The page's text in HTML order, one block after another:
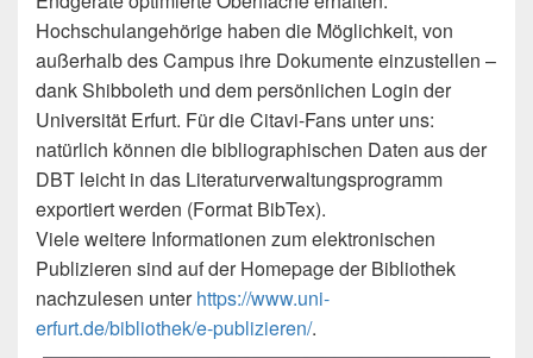
Hochschulangehörige haben die Möglichkeit, von
außerhalb des Campus ihre Dokumente einzustellen –
dank Shibboleth und dem persönlichen Login der
Universität Erfurt. Für die Citavi-Fans unter uns:
natürlich können die bibliographischen Daten aus der
DBT leicht in das Literaturverwaltungsprogramm
exportiert werden (Format BibTex).
Viele weitere Informationen zum elektronischen
Publizieren sind auf der Homepage der Bibliothek
nachzulesen unterhttps://www.uni-
erfurt.de/bibliothek/e-publizieren/.